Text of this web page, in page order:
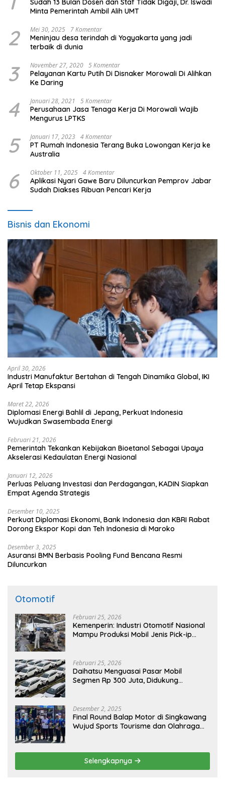
Sudah 13 Bulan Dosen dan Staf Tidak Digaji, Dr. Iswadi
Minta Pemerintah Ambil Alih UMT
2 Mei 30, 2025 7 Komentar
Meninjau desa terindah di Yogyakarta yang jadi
terbaik di dunia
3 November 27, 2020 5 Komentar
Pelayanan Kartu Putih Di Disnaker Morowali Di Alihkan
Ke Daring
4 Januari 28, 2021 5 Komentar
Perusahaan Jasa Tenaga Kerja Di Morowali Wajib
Mengurus LPTKS
5 Januari 17, 2023 4 Komentar
PT Rumah Indonesia Terang Buka Lowongan Kerja ke
Australia
6 Oktober 11, 2025 4 Komentar
Aplikasi Nyari Gawe Baru Diluncurkan Pemprov Jabar
Sudah Diakses Ribuan Pencari Kerja
Bisnis dan Ekonomi
April 30, 2026
Industri Manufaktur Bertahan di Tengah Dinamika Global, IKI
April Tetap Ekspansi
Maret 22, 2026
Diplomasi Energi Bahlil di Jepang, Perkuat Indonesia
Wujudkan Swasembada Energi
Februari 21, 2026
Pemerintah Tekankan Kebijakan Bioetanol Sebagai Upaya
Akselerasi Kedaulatan Energi Nasional
Januari 12, 2026
Perluas Peluang Investasi dan Perdagangan, KADIN Siapkan
Empat Agenda Strategis
Desember 10, 2025
Perkuat Diplomasi Ekonomi, Bank Indonesia dan KBRI Rabat
Dorong Ekspor Kopi dan Teh Indonesia di Maroko
Desember 3, 2025
Asuransi BMN Berbasis Pooling Fund Bencana Resmi
Diluncurkan
Otomotif
Februari 25, 2026
Kemenperin: Industri Otomotif Nasional
Mampu Produksi Mobil Jenis Pick-ip
Februari 25, 2026
Daihatsu Menguasai Pasar Mobil
Segmen Rp 300 Juta, Didukung
Desember 2, 2025
Final Round Balap Motor di Singkawang
Wujud Sports Tourisme dan Olahraga
Selengkapnya